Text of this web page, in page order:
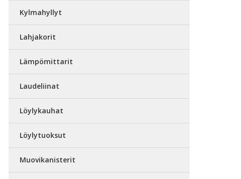
Kylmahyllyt
Lahjakorit
Lämpömittarit
Laudeliinat
Löylykauhat
Löylytuoksut
Muovikanisterit